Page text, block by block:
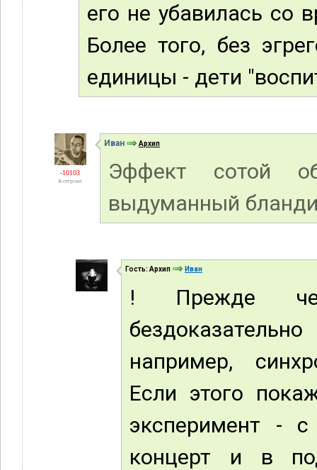
его не убавилась со
Более того, без
единицы - дети
-10103
В отпуске
Иван Архип
Эффект сотой
выдуманный
Гость: Архип Иван
! Прежде
например,
Если этого
эксперимент -
концерт и в